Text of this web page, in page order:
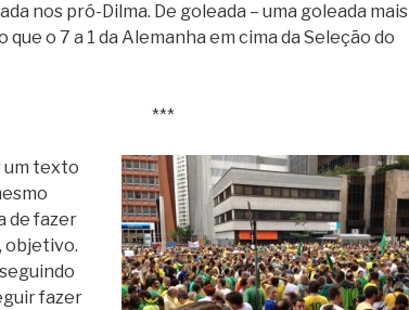
nos pró-Dilma. De goleada – uma goleada mais
o 7 a 1 da Alemanha em cima da Seleção do
***
um texto
de fazer
objetivo.
fazer